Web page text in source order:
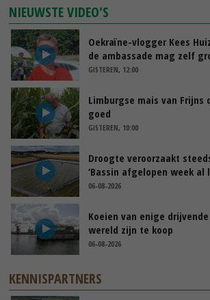
NIEUWSTE VIDEO'S
Oekraïne-vlogger Kees
de ambassade mag zelf
GISTEREN, 12:00
Limburgse mais van Frijns
goed
GISTEREN, 10:00
Droogte veroorzaakt
‘Bassin afgelopen week al
06-08-2026
Koeien van enige
wereld zijn te koop
06-08-2026
KENNISPARTNERS